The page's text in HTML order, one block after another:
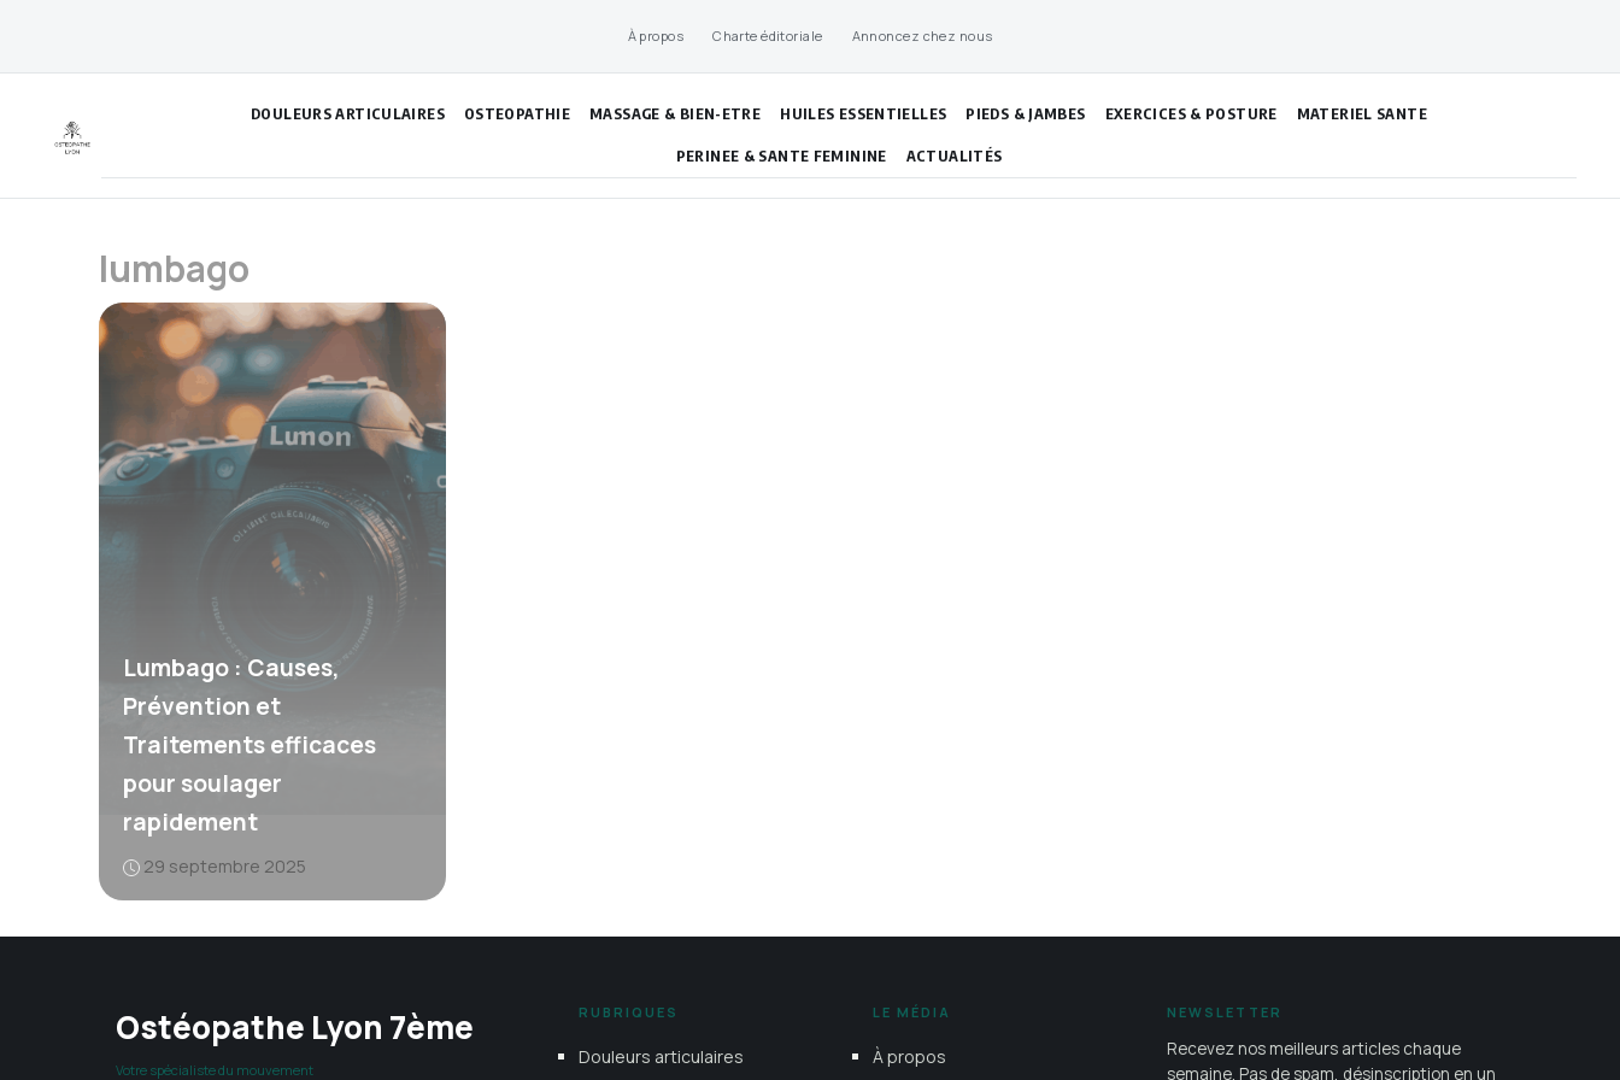
contenu
À propos Charte éditoriale Annoncez chez nous
DOULEURS ARTICULAIRES OSTEOPATHIE MASSAGE & BIEN-ETRE HUILES ESSENTIELLES PIEDS & JAMBES EXERCICES & POSTURE MATERIEL SANTE
PERINEE & SANTE FEMININE ACTUALITÉS
lumbago
Lumbago : Causes,
Prévention et
Traitements efficaces
pour soulager
rapidement
29 septembre 2025
Ostéopathe Lyon 7ème
Votre spécialiste du mouvement
RUBRIQUES
Douleurs articulaires
LE MÉDIA
À propos
NEWSLETTER
Recevez nos meilleurs articles chaque
semaine. Pas de spam, désinscription en un